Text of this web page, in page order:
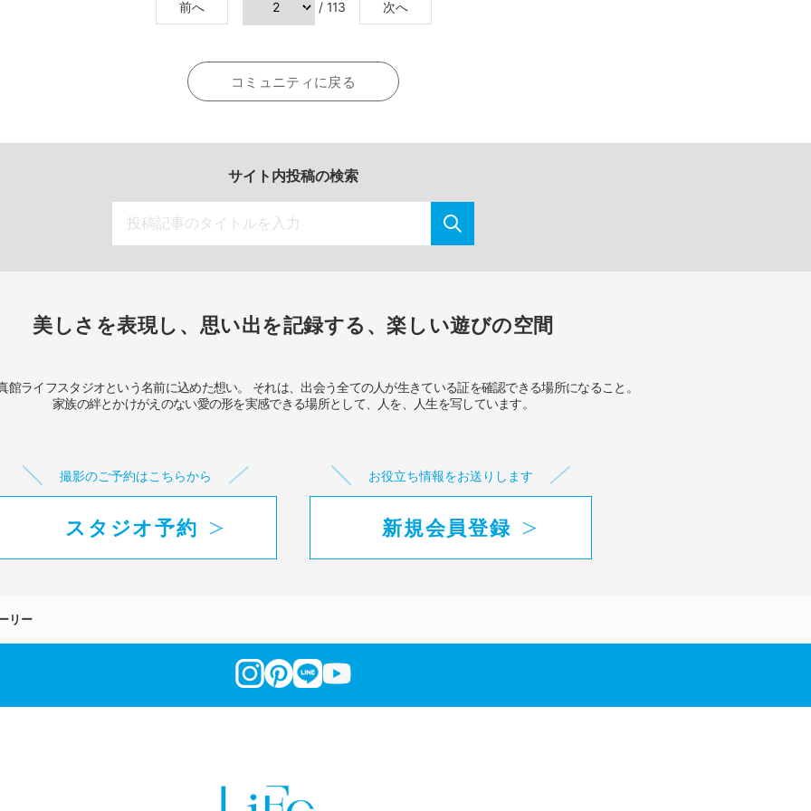
前へ / 113 次へ
コミュニティに戻る
サイト内投稿の検索
美しさを表現し、思い出を記録する、楽しい遊びの空間
館ライフスタジオという名前に込めた想い。
それは、出会う全ての人が生きている証を確認できる場所になること。
家族の絆とかけがえのない愛の形を実感できる場所として、
人を、人生を写しています。
撮影のご予約はこちらから
スタジオ予約
お役立ち情報をお送りします
新規会員登録
リー